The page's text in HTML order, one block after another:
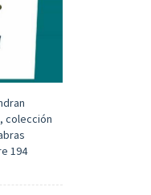
colección
194